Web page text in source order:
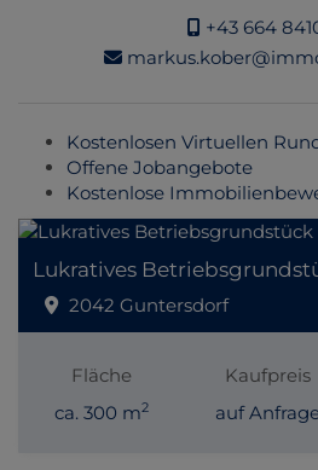
+43 664
Kostenlosen Virtuellen
Offene Jobangebote
Kostenlose
Lukratives
2042 Guntersdorf
Fläche
ca. 300 m2
Kaufpreis
auf